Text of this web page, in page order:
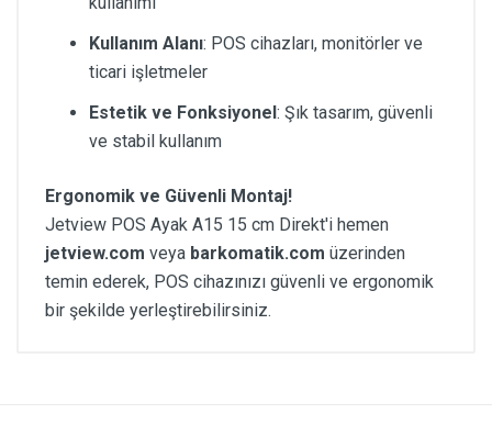
Kullanım Alanı: POS cihazları, monitörler ve
ticari işletmeler
Estetik ve Fonksiyonel: Şık tasarım, güvenli
ve stabil kullanım
Ergonomik ve Güvenli Montaj!
Jetview POS Ayak A15 15 cm Direkt'i hemen
jetview.com veya barkomatik.com üzerinden
temin ederek, POS cihazınızı güvenli ve ergonomik
bir şekilde yerleştirebilirsiniz.